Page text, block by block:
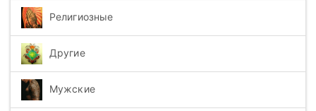
Религиозные
Другие
Мужские